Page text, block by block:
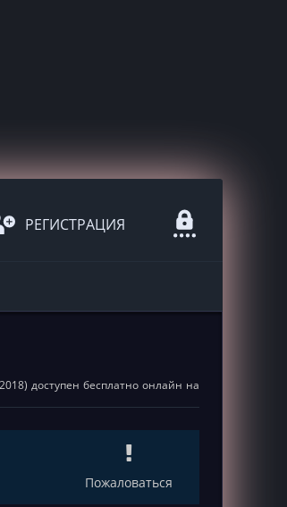
РЕГИСТРАЦИЯ
доступен бесплатно онлайн на
Пожаловаться